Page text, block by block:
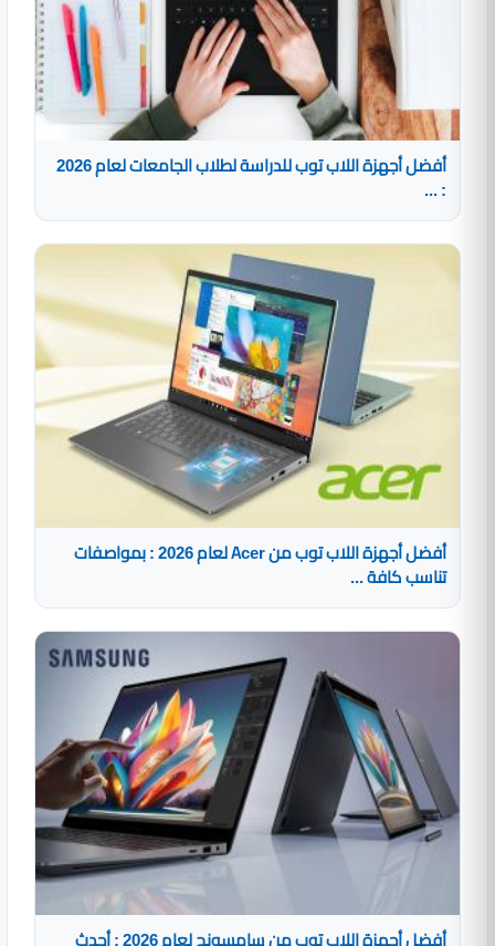
أفضل أجهزة اللاب توب للدراسة لطلاب الجامعات لعام 2026
: ...
أفضل أجهزة اللاب توب من Acer لعام 2026 : بمواصفات
تناسب كافة ...